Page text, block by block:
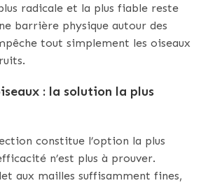
radicale et la plus fiable reste
barrière physique autour des
tout simplement les oiseaux
: la solution la plus
constitue l’option la plus
n’est plus à prouver.
aux mailles suffisamment fines,